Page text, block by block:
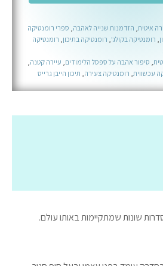
איטית הזדמנות שנייה לאהבה ספרי רומנטיקה
רומנטיקה בקולג' רומנטיקה בתיכון רומנטיקה
סיפור אהבה על ספסל הלימודים עיירה קטנה
עכשווית רומנטיקה צעירה תיכון הייבן גרייס
סדרות שונות שמתקיימות באותו עולם.